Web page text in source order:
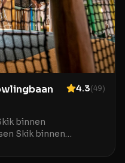
4.3(49)
binnen
Skik binnen